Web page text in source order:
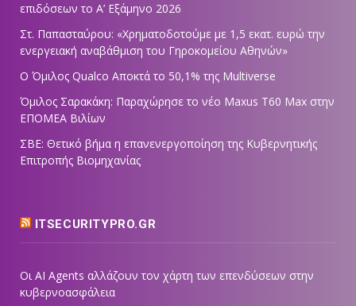
επιδόσεων το Α’ Εξάμηνο 2026
Στ. Παπασταύρου: «Χρηματοδοτούμε με 1,5 εκατ. ευρώ την
ενεργειακή αναβάθμιση του Γηροκομείου Αθηνών»
Ο Όμιλος Qualco Αποκτά το 50,1% της Multiverse
Όμιλος Σαρακάκη: Παραχώρησε το νέο Maxus T60 Max στην
ΕΠΟΜΕΑ Βιλίων
ΣΒΕ: Θετικό βήμα η επανενεργοποίηση της Κυβερνητικής
Επιτροπής Βιομηχανίας
ITSECURITYPRO.GR
Οι AI Agents αλλάζουν τον χάρτη των επενδύσεων στην
κυβερνοασφάλεια